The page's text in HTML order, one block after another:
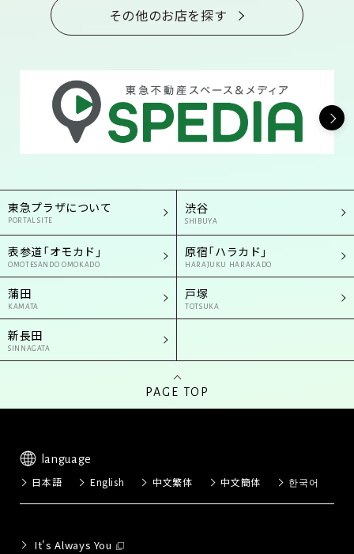
その他のお店を探す
東急プラザについて
PORTAL SITE
渋谷
SHIBUYA
表参道「オモカド」
OMOTESANDO OMOKADO
原宿「ハラカド」
HARAJUKU HARAKADO
蒲田
KAMATA
戸塚
TOTSUKA
新長田
SINNAGATA
PAGE TOP
language
日本語 English 中文繁体 中文簡体 한국어
It's Always You